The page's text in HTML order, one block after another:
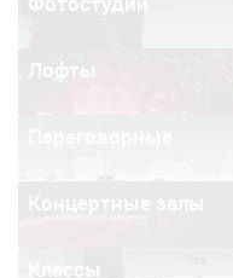
Лофты
Классы